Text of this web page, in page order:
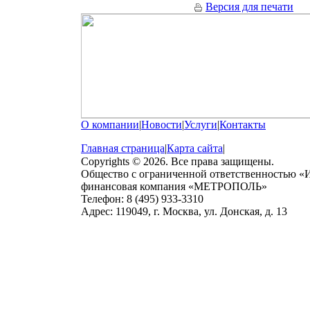
Версия для печати
О компании|Новости|Услуги|Контакты
Главная страница|Карта сайта|
Copyrights © 2026. Все права защищены.
Общество с ограниченной ответственностью
финансовая компания «МЕТРОПОЛЬ»
Телефон: 8 (495) 933-3310
Адрес: 119049, г. Москва, ул. Донская, д. 13